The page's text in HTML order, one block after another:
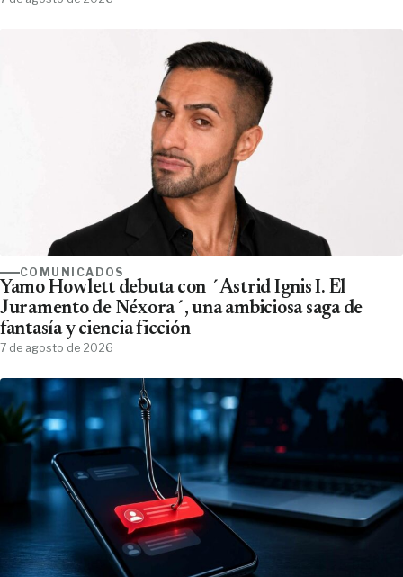
COMUNICADOS
Yamo Howlett debuta con ´Astrid Ignis I. El
Juramento de Néxora´, una ambiciosa saga de
fantasía y ciencia ficción
7 de agosto de 2026